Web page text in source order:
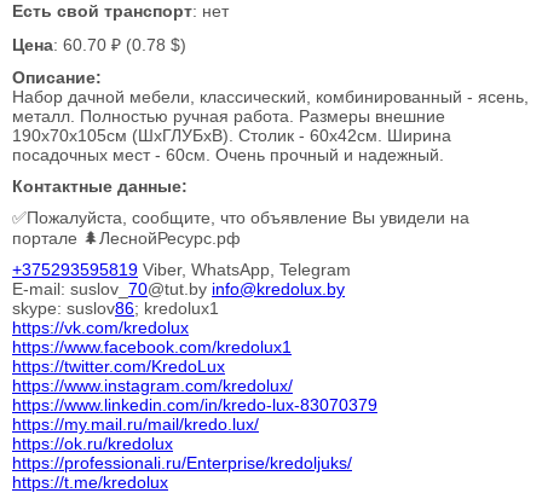
Есть свой транспорт: нет
Цена: 60.70 ₽ (0.78 $)
Описание:
Набор дачной мебели, классический, комбинированный - ясень,
металл. Полностью ручная работа. Размеры внешние
190х70х105см (ШхГЛУБхВ). Столик - 60х42см. Ширина
посадочных мест - 60см. Очень прочный и надежный.
Контактные данные:
✅Пожалуйста, сообщите, что объявление Вы увидели на
портале 🌲ЛеснойРесурс.рф
+375293595819 Viber, WhatsApp, Telegram
E-mail: suslov_ 70@tut.by info@kredolux.by
skype: suslov86; kredolux1
https://vk.com/kredolux
https://www.facebook.com/kredolux1
https://twitter.com/KredoLux
https://www.instagram.com/kredolux/
https://www.linkedin.com/in/kredo-lux-83070379
https://my.mail.ru/mail/kredo.lux/
https://ok.ru/kredolux
https://professionali.ru/Enterprise/kredoljuks/
https://t.me/kredolux